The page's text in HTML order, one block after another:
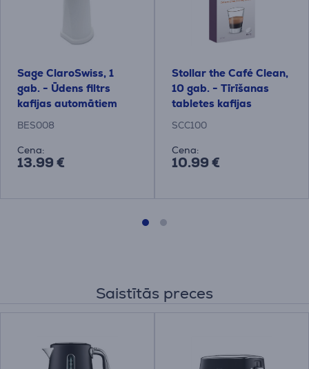
Sage ClaroSwiss, 1
gab. - Ūdens filtrs
kafijas automātiem
BES008
Cena:
13.99 €
Stollar the Café Clean,
10 gab. - Tīrīšanas
tabletes kafijas
automātiem
SCC100
Cena:
10.99 €
Saistītās preces